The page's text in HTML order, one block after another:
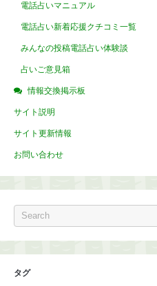
電話占いマニュアル
電話占い新着応援クチコミ一覧
みんなの投稿電話占い体験談
占いご意見箱
情報交換掲示板
サイト説明
サイト更新情報
お問い合わせ
タグ